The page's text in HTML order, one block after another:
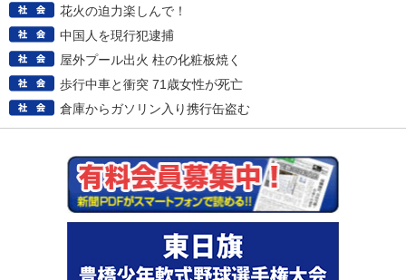
花火の迫力楽しんで！
中国人を現行犯逮捕
屋外プール出火 柱の化粧板焼く
歩行中車と衝突 71歳女性が死亡
倉庫からガソリン入り携行缶盗む